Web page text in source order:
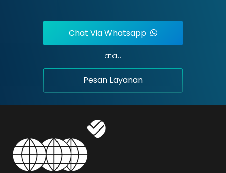
Chat Via Whatsapp
atau
Pesan Layanan